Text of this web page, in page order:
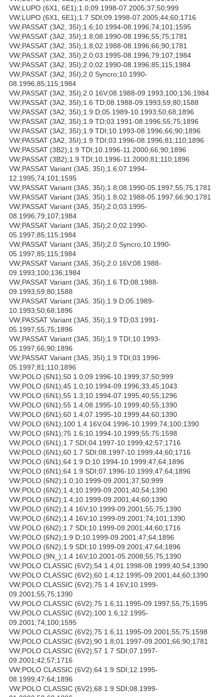
VW;LUPO (6X1, 6E1);1.0;09.1998-07.2005;37;50;999
VW;LUPO (6X1, 6E1);1.7 SDI;09.1998-07.2005;44;60;1716
VW;PASSAT (3A2, 35I);1.6;10.1994-08.1996;74;101;1595
VW;PASSAT (3A2, 35I);1.8;08.1990-08.1996;55;75;1781
VW;PASSAT (3A2, 35I);1.8;02.1988-08.1996;66;90;1781
VW;PASSAT (3A2, 35I);2.0;03.1995-08.1996;79;107;1984
VW;PASSAT (3A2, 35I);2.0;02.1990-08.1996;85;115;1984
VW;PASSAT (3A2, 35I);2.0 Syncro;10.1990-
08.1996;85;115;1984
VW;PASSAT (3A2, 35I);2.0 16V;08.1988-09.1993;100;136;1984
VW;PASSAT (3A2, 35I);1.6 TD;08.1988-09.1993;59;80;1588
VW;PASSAT (3A2, 35I);1.9 D;05.1989-10.1993;50;68;1896
VW;PASSAT (3A2, 35I);1.9 TD;03.1991-08.1996;55;75;1896
VW;PASSAT (3A2, 35I);1.9 TDI;10.1993-08.1996;66;90;1896
VW;PASSAT (3A2, 35I);1.9 TDI;03.1996-08.1996;81;110;1896
VW;PASSAT (3B2);1.9 TDI;10.1996-11.2000;66;90;1896
VW;PASSAT (3B2);1.9 TDI;10.1996-11.2000;81;110;1896
VW;PASSAT Variant (3A5, 35I);1.6;07.1994-
12.1995;74;101;1595
VW;PASSAT Variant (3A5, 35I);1.8;08.1990-05.1997;55;75;1781
VW;PASSAT Variant (3A5, 35I);1.8;02.1988-05.1997;66;90;1781
VW;PASSAT Variant (3A5, 35I);2.0;03.1995-
08.1996;79;107;1984
VW;PASSAT Variant (3A5, 35I);2.0;02.1990-
05.1997;85;115;1984
VW;PASSAT Variant (3A5, 35I);2.0 Syncro;10.1990-
05.1997;85;115;1984
VW;PASSAT Variant (3A5, 35I);2.0 16V;08.1988-
09.1993;100;136;1984
VW;PASSAT Variant (3A5, 35I);1.6 TD;08.1988-
09.1993;59;80;1588
VW;PASSAT Variant (3A5, 35I);1.9 D;05.1989-
10.1993;50;68;1896
VW;PASSAT Variant (3A5, 35I);1.9 TD;03.1991-
05.1997;55;75;1896
VW;PASSAT Variant (3A5, 35I);1.9 TDI;10.1993-
05.1997;66;90;1896
VW;PASSAT Variant (3A5, 35I);1.9 TDI;03.1996-
05.1997;81;110;1896
VW;POLO (6N1);50 1.0;09.1996-10.1999;37;50;999
VW;POLO (6N1);45 1.0;10.1994-09.1996;33;45;1043
VW;POLO (6N1);55 1.3;10.1994-07.1995;40;55;1296
VW;POLO (6N1);55 1.4;08.1995-10.1999;40;55;1390
VW;POLO (6N1);60 1.4;07.1995-10.1999;44;60;1390
VW;POLO (6N1);100 1.4 16V;04.1996-10.1999;74;100;1390
VW;POLO (6N1);75 1.6;10.1994-10.1999;55;75;1598
VW;POLO (6N1);1.7 SDI;04.1997-10.1999;42;57;1716
VW;POLO (6N1);60 1.7 SDI;08.1997-10.1999;44;60;1716
VW;POLO (6N1);64 1.9 D;10.1994-10.1999;47;64;1896
VW;POLO (6N1);64 1.9 SDI;07.1996-10.1999;47;64;1896
VW;POLO (6N2);1.0;10.1999-09.2001;37;50;999
VW;POLO (6N2);1.4;10.1999-09.2001;40;54;1390
VW;POLO (6N2);1.4;10.1999-09.2001;44;60;1390
VW;POLO (6N2);1.4 16V;10.1999-09.2001;55;75;1390
VW;POLO (6N2);1.4 16V;10.1999-09.2001;74;101;1390
VW;POLO (6N2);1.7 SDI;10.1999-09.2001;44;60;1716
VW;POLO (6N2);1.9 D;10.1999-09.2001;47;64;1896
VW;POLO (6N2);1.9 SDI;10.1999-09.2001;47;64;1896
VW;POLO (9N_);1.4 16V;10.2001-05.2008;55;75;1390
VW;POLO CLASSIC (6V2);54 1.4;01.1998-08.1999;40;54;1390
VW;POLO CLASSIC (6V2);60 1.4;12.1995-09.2001;44;60;1390
VW;POLO CLASSIC (6V2);75 1.4 16V;10.1999-
09.2001;55;75;1390
VW;POLO CLASSIC (6V2);75 1.6;11.1995-09.1997;55;75;1595
VW;POLO CLASSIC (6V2);100 1.6;12.1995-
09.2001;74;100;1595
VW;POLO CLASSIC (6V2);75 1.6;11.1995-09.2001;55;75;1598
VW;POLO CLASSIC (6V2);90 1.8;01.1997-09.2001;66;90;1781
VW;POLO CLASSIC (6V2);57 1.7 SDI;07.1997-
09.2001;42;57;1716
VW;POLO CLASSIC (6V2);64 1.9 SDI;12.1995-
08.1999;47;64;1896
VW;POLO CLASSIC (6V2);68 1.9 SDI;08.1999-